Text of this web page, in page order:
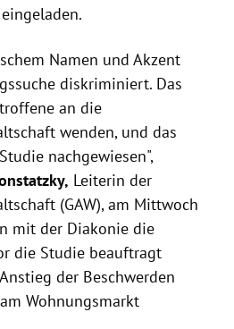
Namen und Akzent
diskriminiert. Das
an die
wenden, und das
nachgewiesen",
Leiterin der
(GAW), am Mittwoch
mit der Diakonie die
die Studie beauftragt
der Beschwerden
Wohnungsmarkt